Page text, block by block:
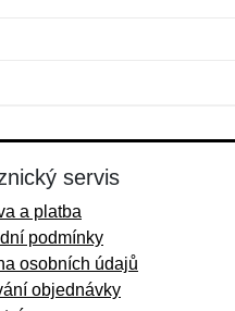
servis
a platba
podmínky
osobních údajů
objednávky